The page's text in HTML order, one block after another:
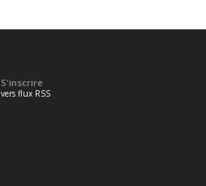
S'inscrire
vers flux RSS